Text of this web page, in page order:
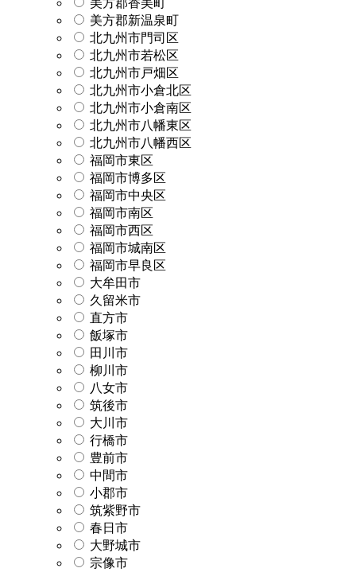
美方郡新温泉町
北九州市門司区
北九州市若松区
北九州市戸畑区
北九州市小倉北区
北九州市小倉南区
北九州市八幡東区
北九州市八幡西区
福岡市東区
福岡市博多区
福岡市中央区
福岡市南区
福岡市西区
福岡市城南区
福岡市早良区
大牟田市
久留米市
直方市
飯塚市
田川市
柳川市
八女市
筑後市
大川市
行橋市
豊前市
中間市
小郡市
筑紫野市
春日市
大野城市
宗像市